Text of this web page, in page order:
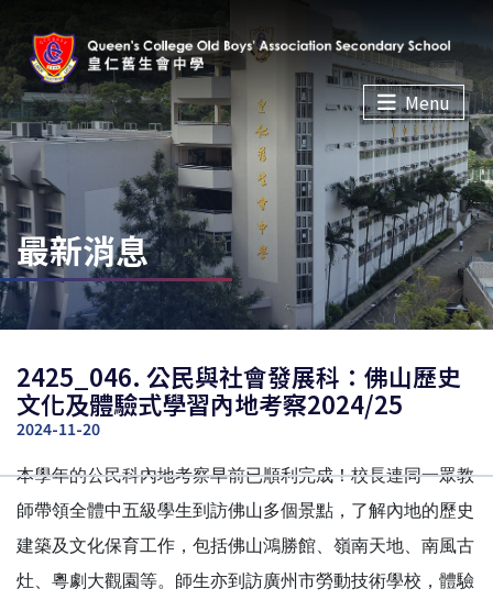
Menu
最新消息
2425_046. 公民與社會發展科：佛山歷史
文化及體驗式學習內地考察2024/25
2024-11-20
本學年的公民科內地考察早前已順利完成！校長連同一眾教
師帶領全體中五級學生到訪佛山多個景點，了解內地的歷史
建築及文化保育工作，包括佛山鴻勝館、嶺南天地、南風古
灶、粵劇大觀園等。師生亦到訪廣州市勞動技術學校，體驗